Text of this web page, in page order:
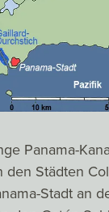
Panama-
den Städten
Stadt an